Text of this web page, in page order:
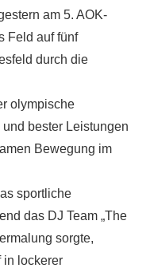
am 5. AOK-
Feld auf fünf
durch die
olympische
bester Leistungen
Bewegung im
sportliche
das DJ Team „The
sorgte,
in lockerer